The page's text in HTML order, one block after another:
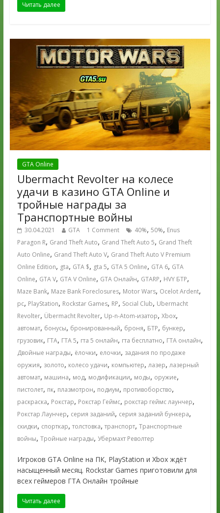
Читать далее
GTA Online
Ubermacht Revolter на колесе
удачи в казино GTA Online и
тройные награды за
Транспортные войны
30.04.2021 GTA 1 Comment 40%, 50%, Enus
Paragon R, Grand Theft Auto, Grand Theft Auto 5, Grand Theft
Auto Online, Grand Theft Auto V, Grand Theft Auto V Premium
Online Edition, gta, GTA $, gta 5, GTA 5 Online, GTA 6, GTA
Online, GTA V, GTA V Online, GTA Онлайн, GTARP, HVY БТР,
Maze Bank, Maze Bank Foreclosures, Motor Wars, Ocelot Ardent,
pc, PlayStation, Rockstar Games, RP, Social Club, Ubermacht
Revolter, Übermacht Revolter, Up-n-Atom-изатор, Xbox,
автомат, бонусы, бронированный, броня, БТР, бункер,
грузовик, ГТА, ГТА 5, гта 5 онлайн, гта бесплатно, ГТА онлайн,
Двойные награды, ёлочки, елочки, задания по продаже
оружия, золото, колесо удачи, компьютер, лазер, лазерный
автомат, машина, мод, модификации, моды, оружие,
пистолет, пк, плазмотрон, подиум, противоборство,
раскраска, Рокстар, Рокстар Геймс, рокстар геймс лаунчер,
Рокстар Лаунчер, серия заданий, серия заданий бункера,
скидки, спорткар, толстовка, транспорт, Транспортные
войны, Тройные награды, Убермахт Револтер
Игроков GTA Online на ПК, PlayStation и Xbox ждёт
насыщенный месяц. Rockstar Games приготовили для
всех геймеров ГТА Онлайн тройные
Читать далее